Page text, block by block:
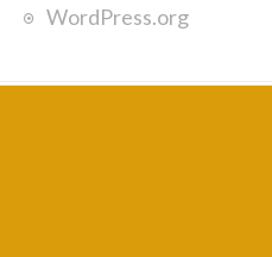
WordPress.org